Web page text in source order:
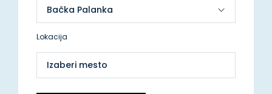
Lokacija
Izaberi mesto